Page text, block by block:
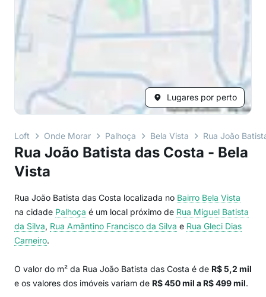
Lugares por perto
Loft Onde Morar Palhoça Bela Vista Rua João
Rua João Batista das Costa - Bela
Vista
Rua João Batista das Costa localizada no Bairro Bela Vista
na cidade Palhoça é um local próximo de Rua Miguel Batista
da Silva, Rua Amântino Francisco da Silva e Rua Gleci Dias
Carneiro.
O valor do m² da Rua João Batista das Costa é de R$ 5,2 mil
e os valores dos imóveis variam de R$ 450 mil a R$ 499 mil.